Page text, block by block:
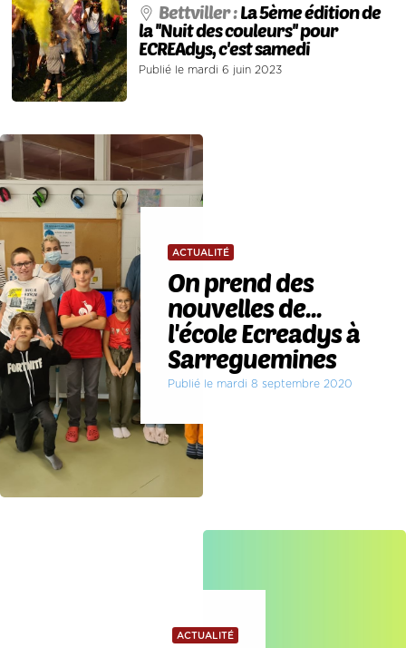
Bettviller :La 5ème édition de
la ''Nuit des couleurs'' pour
ECREAdys, c'est samedi
Publié le mardi 6 juin 2023
ACTUALITÉ
On prend des
nouvelles de...
l'école Ecreadys à
Sarreguemines
Publié le mardi 8 septembre 2020
ACTUALITÉ